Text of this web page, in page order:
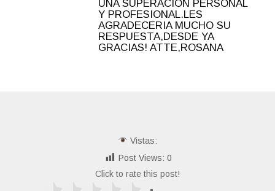
UNA SUPERACION PERSONAL
Y PROFESIONAL.LES
AGRADECERIA MUCHO SU
RESPUESTA,DESDE YA
GRACIAS! ATTE,ROSANA
Vistas:
Post Views: 0
Click to rate this post!